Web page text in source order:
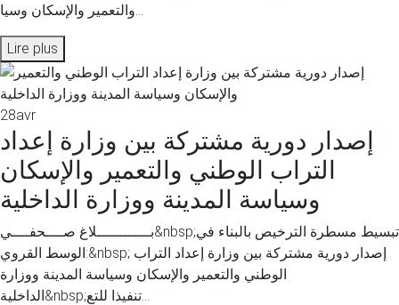
والتعمير والإسكان وسيا...
Lire plus
28avr
إصدار دورية مشتركة بين وزارة إعداد
التراب الوطني والتعمير والإسكان
وسياسة المدينة ووزارة الداخلية
بــــــــــــلاغ صــــحفــــي&nbsp;تبسيط مسطرة الترخيص بالبناء في
الوسط القروي:&nbsp; إصدار دورية مشتركة بين وزارة إعداد التراب
الوطني والتعمير والإسكان وسياسة المدينة ووزارة
الداخلية&nbsp;تنفيذا للتع...